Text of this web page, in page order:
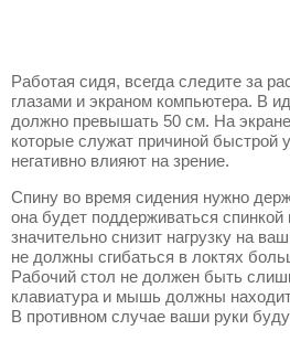
Работая сидя, всегда следите за
глазами и экраном компьютера. В
должно превышать 50 см. На
которые служат причиной быстрой
негативно влияют на зрение.
Спину во время сидения нужно
она будет поддерживаться спинкой
значительно снизит нагрузку на
не должны сгибаться в локтях
Рабочий стол не должен быть
клавиатура и мышь должны
В противном случае ваши руки